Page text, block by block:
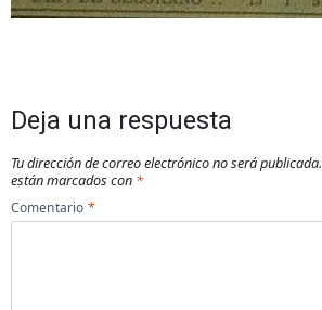
Deja una respuesta
Tu dirección de correo electrónico no será publicada.
están marcados con *
Comentario *